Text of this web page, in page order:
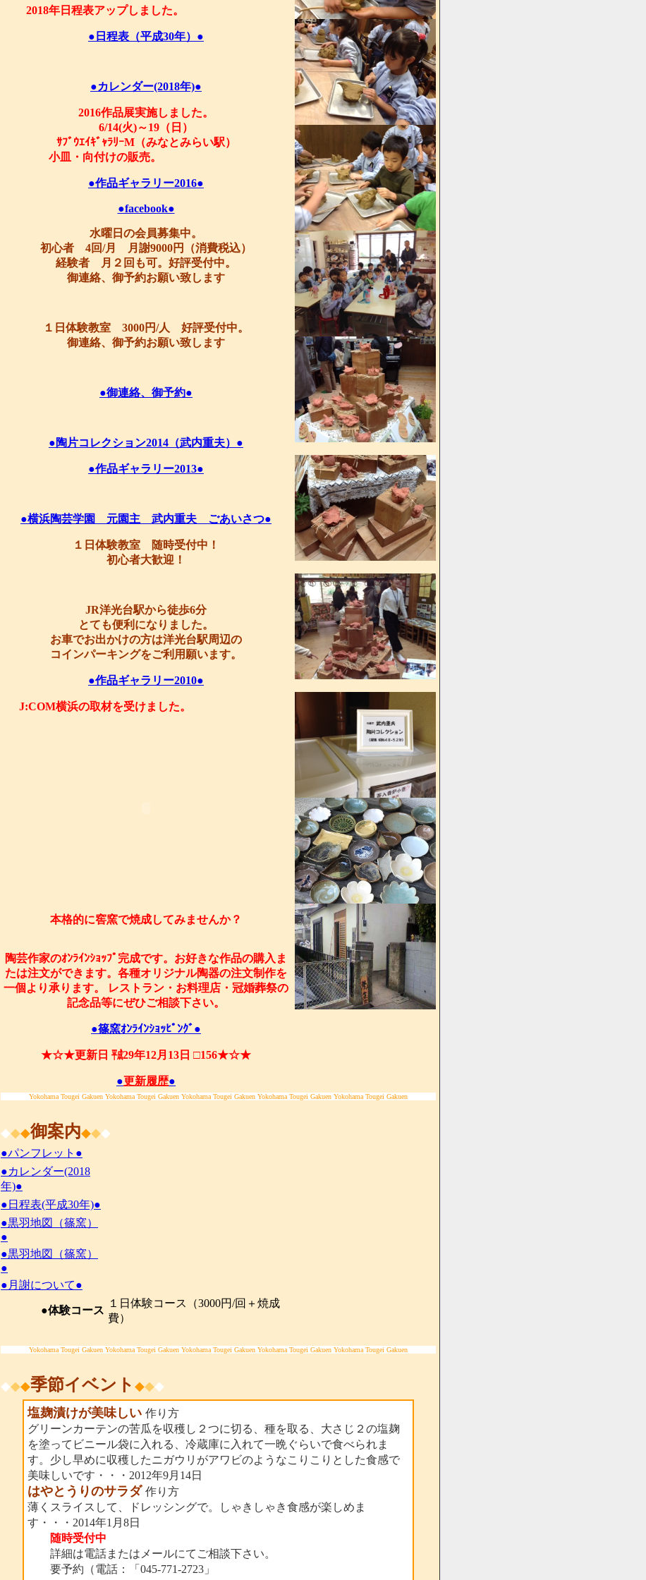
2018年日程表アップしました。
●日程表（平成30年）●
●カレンダー(2018年)●
2016作品展実施しました。
6/14(火)～19（日）
ｻﾌﾞｳｴｲｷﾞｬﾗﾘｰM（みなとみらい駅）
小皿・向付けの販売。
●作品ギャラリー2016●
●facebook●
水曜日の会員募集中。
初心者 4回/月 月謝9000円（消費税込）
経験者 月２回も可。好評受付中。
御連絡、御予約お願い致します
１日体験教室 3000円/人 好評受付中。
御連絡、御予約お願い致します
●御連絡、御予約●
●陶片コレクション2014（武内重夫）●
●作品ギャラリー2013●
●横浜陶芸学園 元園主 武内重夫 ごあいさつ●
１日体験教室 随時受付中！
初心者大歓迎！
JR洋光台駅から徒歩6分
とても便利になりました。
お車でお出かけの方は洋光台駅周辺の
コインパーキングをご利用願います。
●作品ギャラリー2010●
J:COM横浜の取材を受けました。
本格的に窖窯で焼成してみませんか？
陶芸作家のｵﾝﾗｲﾝｼｮｯﾌﾟ完成です。お好きな作品の購入ま
たは注文ができます。各種オリジナル陶器の注文制作を
一個より承ります。 レストラン・お料理店・冠婚葬祭の
記念品等にぜひご相談下さい。
●篠窯ｵﾝﾗｲﾝｼｮｯﾋﾟﾝｸﾞ●
★☆★更新日 ㍻29年12月13日 □156★☆★
●更新履歴●
Yokohama Tougei Gakuen Yokohama Tougei Gakuen Yokohama Tougei Gakuen Yokohama Tougei Gakuen Yokohama Tougei Gakuen
◆◆◆御案内◆◆◆
●パンフレット●
●カレンダー(2018
年)●
●日程表(平成30年)●
●黒羽地図（篠窯）
●
●黒羽地図（篠窯）
●
●月謝について●
●体験コース
１日体験コース（3000円/回＋焼成
費）
Yokohama Tougei Gakuen Yokohama Tougei Gakuen Yokohama Tougei Gakuen Yokohama Tougei Gakuen Yokohama Tougei Gakuen
◆◆◆季節イベント ◆◆◆
塩麹漬けが美味しい 作り方
グリーンカーテンの苦瓜を収穫し２つに切る、種を取る、大さじ２の塩麹
を塗ってビニール袋に入れる、冷蔵庫に入れて一晩ぐらいで食べられま
す。少し早めに収穫したニガウリがアワビのようなこりこりとした食感で
美味しいです・・・2012年9月14日
はやとうりのサラダ 作り方
薄くスライスして、ドレッシングで。しゃきしゃき食感が楽しめま
す・・・2014年1月8日
随時受付中
詳細は電話またはメールにてご相談下さい。
要予約（電話：「045-771-2723」